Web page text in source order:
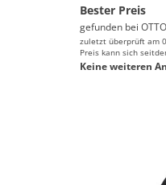
Bester Preis
gefunden bei OTTO
zuletzt überprüft am
Preis kann sich
Keine weiteren